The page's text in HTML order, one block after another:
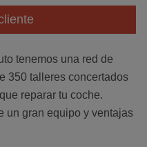
tenemos una red de
350 talleres concertados
reparar tu coche.
un gran equipo y ventajas